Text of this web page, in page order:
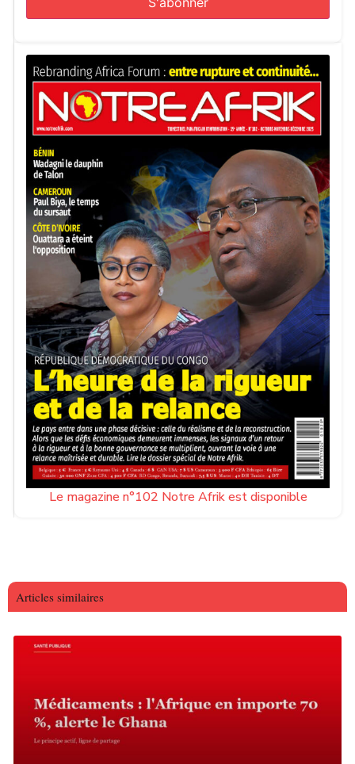
Le magazine n°102 Notre Afrik est disponible
Articles similaires